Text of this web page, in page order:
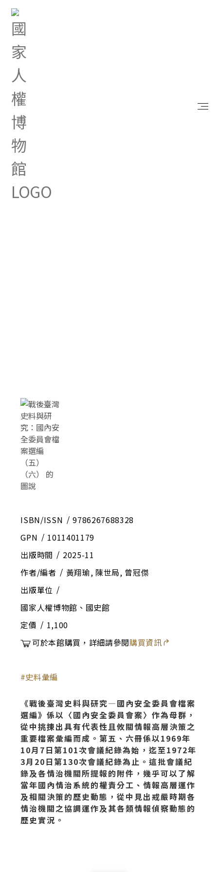
首頁
（五）（六）
戰後臺灣史料與研究：國內安全
委員會檔案選編（五）（六）
ISBN/ISSN
9786267688328
GPN
1011401179
出版時間
2025-11
作者/編者
黃翔瑜, 陳世局, 曾冠傑
出版單位
國家人權博物館、國史館
定價
1,100
可於本館購買，詳細請參閱購買資訊
史料彙編
《戰後臺灣史料與研究—國內安全委員會檔案
選編》係以〈國內安全委員會案〉作為母群，
從中挑揀出具有代表性且攸關情報高層決策之
重要檔案彙編而成。第五、六冊係以1969年
10月 7日第101次會議紀錄為始，迄至1972年
3月 20日第130次會議紀錄為止。這批會議紀
錄及各情治機關所提報的附件，幾乎可以了解
當年國內情治系統的權責分工、情報高層運作
及相關決策的歷史動態，從中見出戒嚴時期各
情治機關之協調運作及其各類情報偵察動態的
歷史實況。